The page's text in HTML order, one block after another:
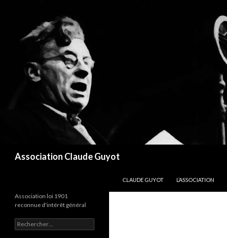
Association Claude Guyot
CLAUDE GUYOT
L’ASSOCIATION
Association loi 1901
reconnue d'intérêt général
Rechercher :